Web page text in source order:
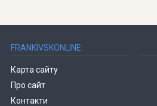
FRANKIVSKONLINE
Карта сайту
Про сайт
Контакти